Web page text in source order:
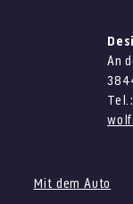
An
Mit dem Auto